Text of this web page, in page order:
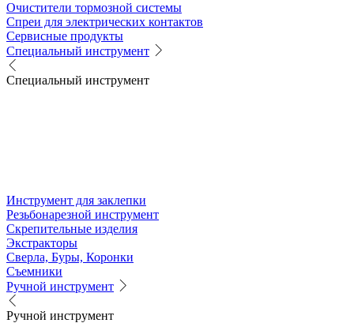
Очистители тормозной системы
Спреи для электрических контактов
Сервисные продукты
Специальный инструмент
Специальный инструмент
Инструмент для заклепки
Резьбонарезной инструмент
Скрепительные изделия
Экстракторы
Сверла, Буры, Коронки
Съемники
Ручной инструмент
Ручной инструмент